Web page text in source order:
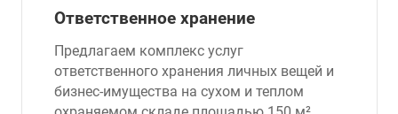
Ответственное хранение
Предлагаем комплекс услуг
ответственного хранения личных вещей и
бизнес-имущества на сухом и теплом